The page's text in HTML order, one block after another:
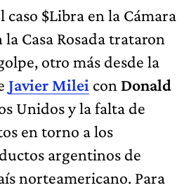
$Libra en la Cámara
Casa Rosada trataron
otro más desde la
Javier Milei con Donald
Unidos y la falta de
en torno a los
argentinos de
norteamericano. Para